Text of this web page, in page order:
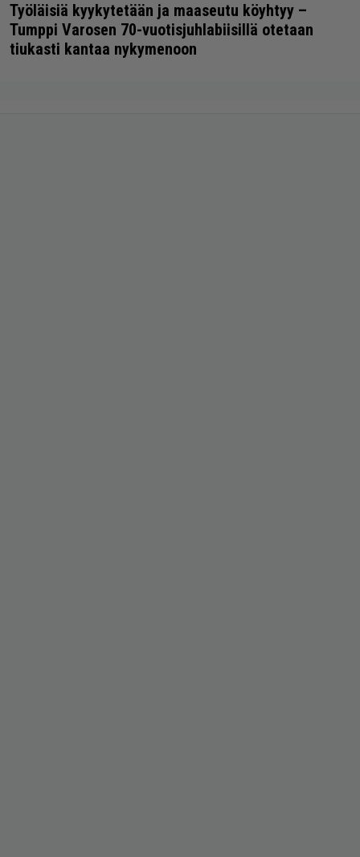
Työläisiä kyykytetään ja maaseutu köyhtyy –
Tumppi Varosen 70-vuotisjuhlabiisillä otetaan
tiukasti kantaa nykymenoon